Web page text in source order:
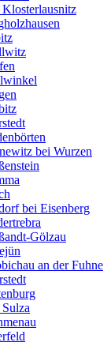
bei Wurzen
bei Eisenberg
Gölzau
an der Fuhne